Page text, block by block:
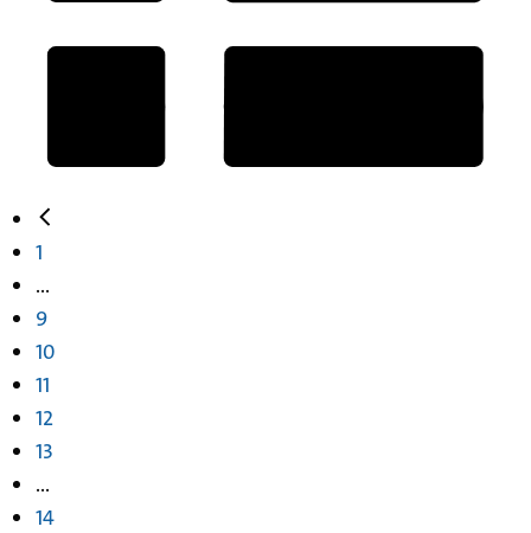
1
...
9
10
11
12
13
...
14